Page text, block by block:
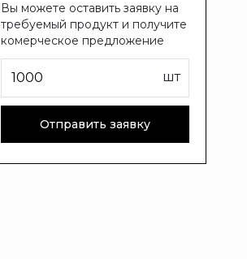
Вы можете оставить заявку на
требуемый продукт и получите
комерческое предложение
шт
Отправить заявку